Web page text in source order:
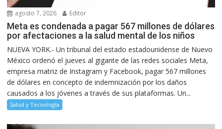
agosto 7, 2026 Editor
Meta es condenada a pagar 567 millones de dólares
por afectaciones a la salud mental de los niños
NUEVA YORK.- Un tribunal del estado estadounidense de Nuevo
México ordenó el jueves al gigante de las redes sociales Meta,
empresa matriz de Instagram y Facebook, pagar 567 millones
de dólares en concepto de indemnización por los daños
causados a los jóvenes a través de sus plataformas. Un...
Salud y Tecnología